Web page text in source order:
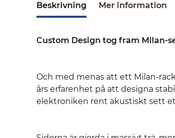
Beskrivning Mer information
Custom Design tog fram Milan-
Och med menas att ett Milan-
års erfarenhet på att designa
elektroniken rent akustiskt sett